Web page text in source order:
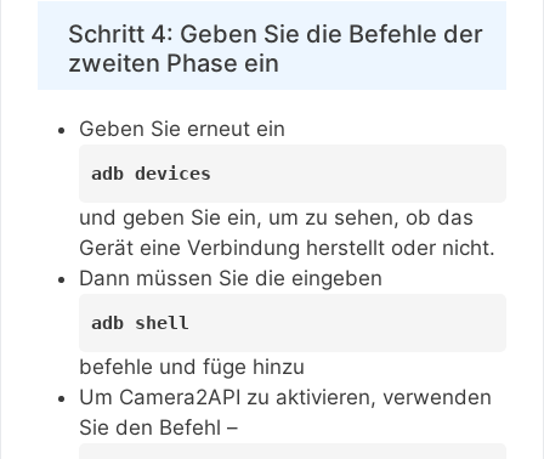
Schritt 4: Geben Sie die Befehle der
zweiten Phase ein
Geben Sie erneut ein
adb devices
und geben Sie ein, um zu sehen, ob das
Gerät eine Verbindung herstellt oder nicht.
Dann müssen Sie die eingeben
adb shell
befehle und füge hinzu
Um Camera2API zu aktivieren, verwenden
Sie den Befehl –